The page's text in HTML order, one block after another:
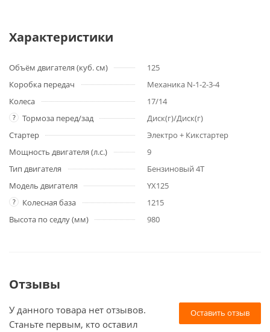
Характеристики
Объём двигателя (куб. см)
125
Коробка передач
Механика N-1-2-3-4
Колеса
17/14
? Тормоза перед/зад
Диск(г)/Диск(г)
Стартер
Электро + Кикстартер
Мощность двигателя (л.с.)
9
Тип двигателя
Бензиновый 4Т
Модель двигателя
YX125
? Колесная база
1215
Высота по седлу (мм)
980
Отзывы
Оставить отзыв
У данного товара нет отзывов.
Станьте первым, кто оставил